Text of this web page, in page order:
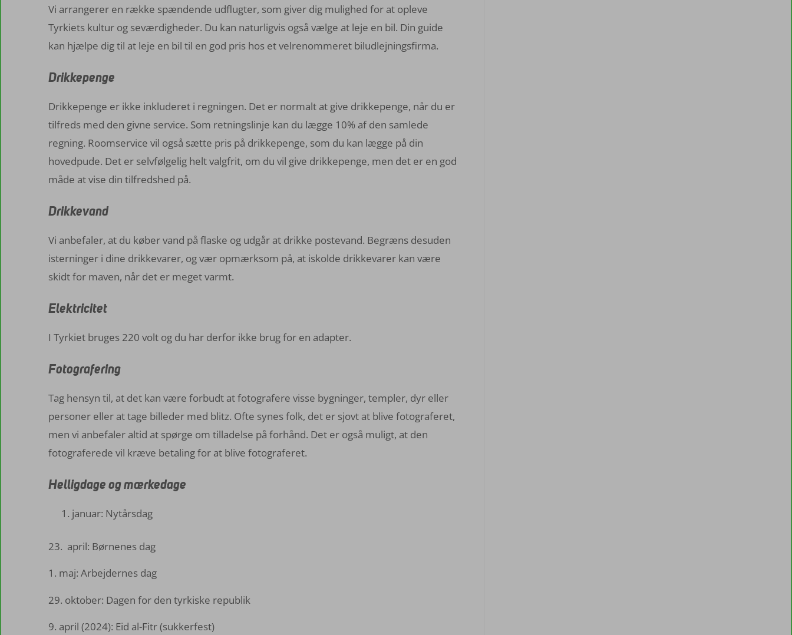
Vi arrangerer en række spændende udflugter, som giver dig mulighed for at opleve
Tyrkiets kultur og seværdigheder. Du kan naturligvis også vælge at leje en bil. Din guide
kan hjælpe dig til at leje en bil til en god pris hos et velrenommeret biludlejningsfirma.
Drikkepenge
Drikkepenge er ikke inkluderet i regningen. Det er normalt at give drikkepenge, når du er
tilfreds med den givne service. Som retningslinje kan du lægge 10% af den samlede
regning. Roomservice vil også sætte pris på drikkepenge, som du kan lægge på din
hovedpude. Det er selvfølgelig helt valgfrit, om du vil give drikkepenge, men det er en god
måde at vise din tilfredshed på.
Drikkevand
Vi anbefaler, at du køber vand på flaske og udgår at drikke postevand. Begræns desuden
isterninger i dine drikkevarer, og vær opmærksom på, at iskolde drikkevarer kan være
skidt for maven, når det er meget varmt.
Elektricitet
I Tyrkiet bruges 220 volt og du har derfor ikke brug for en adapter.
Fotografering
Tag hensyn til, at det kan være forbudt at fotografere visse bygninger, templer, dyr eller
personer eller at tage billeder med blitz. Ofte synes folk, det er sjovt at blive fotograferet,
men vi anbefaler altid at spørge om tilladelse på forhånd. Det er også muligt, at den
fotograferede vil kræve betaling for at blive fotograferet.
Helligdage og mærkedage
januar: Nytårsdag
23. april: Børnenes dag
1. maj: Arbejdernes dag
29. oktober: Dagen for den tyrkiske republik
9. april (2024): Eid al-Fitr (sukkerfest)